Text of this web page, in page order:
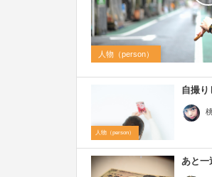
人物（person）
人物（person）
自撮り
あと一